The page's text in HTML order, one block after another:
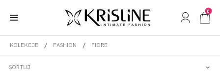
0
KOLEKCJE FASHION FIORE
SORTUJ
FIORE